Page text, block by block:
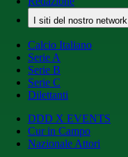
I siti del nostro network
Calcio Italiano
Serie A
Serie B
Serie C
Dilettanti
DDD X EVENTS
Cur in Campo
Nazionale Attori